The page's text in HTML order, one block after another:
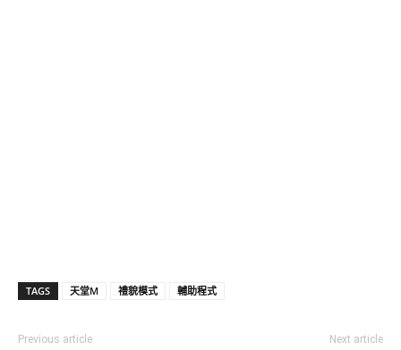
TAGS 天堂M 禮貌模式 輔助程式
Previous article Next article